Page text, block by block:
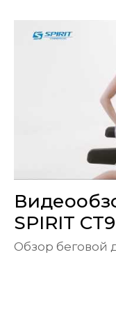
SPIRIT
Обзор беговой